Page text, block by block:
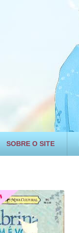
SOBRE O SITE